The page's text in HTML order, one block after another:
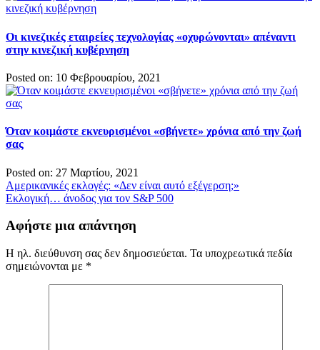
Οι κινεζικές εταιρείες τεχνολογίας «οχυρώνονται» απέναντι
στην κινεζική κυβέρνηση
Posted on: 10 Φεβρουαρίου, 2021
Όταν κοιμάστε εκνευρισμένοι «σβήνετε» χρόνια από την ζωή
σας
Posted on: 27 Μαρτίου, 2021
Πλοήγηση
άρθρων
Αμερικανικές εκλογές: «Δεν είναι αυτό εξέγερση;»
Εκλογική… άνοδος για τον S&P 500
Αφήστε μια απάντηση
Η ηλ. διεύθυνση σας δεν δημοσιεύεται. Τα υποχρεωτικά πεδία
σημειώνονται με *